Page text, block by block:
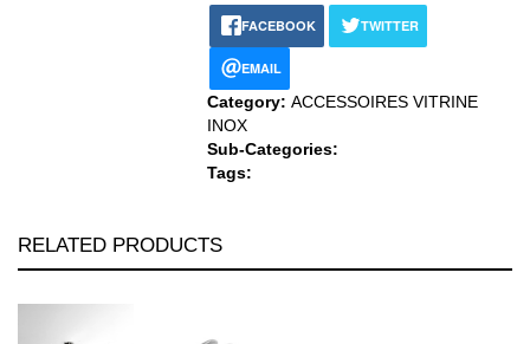
FACEBOOK TWITTER
EMAIL
Category: ACCESSOIRES VITRINE
INOX
Sub-Categories:
Tags:
RELATED PRODUCTS